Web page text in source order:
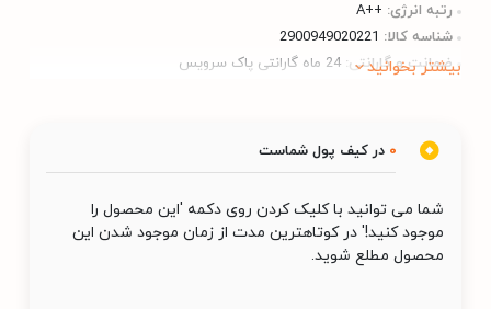
رتبه انرژی: ++A
شناسه کالا: 2900949020221
ضمانت و گارانتی: 24 ماه گارانتی پاک سرویس بیشتر بخوانید
0 در کیف پول شماست
شما می توانید با کلیک کردن روی دکمه 'این محصول را
موجود کنید!' در کوتاهترین مدت از زمان موجود شدن این
محصول مطلع شوید.